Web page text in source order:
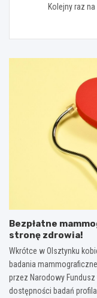
Kolejny raz
Bezpłatne
stronę zdrowia!
Wkrótce w Olsztynku
badania
przez Narodowy
dostępności badań